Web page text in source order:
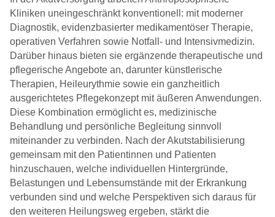
Kliniken uneingeschränkt konventionell: mit moderner
Diagnostik, evidenzbasierter medikamentöser Therapie,
operativen Verfahren sowie Notfall- und Intensivmedizin.
Darüber hinaus bieten sie ergänzende therapeutische und
pflegerische Angebote an, darunter künstlerische
Therapien, Heileurythmie sowie ein ganzheitlich
ausgerichtetes Pflegekonzept mit äußeren Anwendungen.
Diese Kombination ermöglicht es, medizinische
Behandlung und persönliche Begleitung sinnvoll
miteinander zu verbinden. Nach der Akutstabilisierung
gemeinsam mit den Patientinnen und Patienten
hinzuschauen, welche individuellen Hintergründe,
Belastungen und Lebensumstände mit der Erkrankung
verbunden sind und welche Perspektiven sich daraus für
den weiteren Heilungsweg ergeben, stärkt die